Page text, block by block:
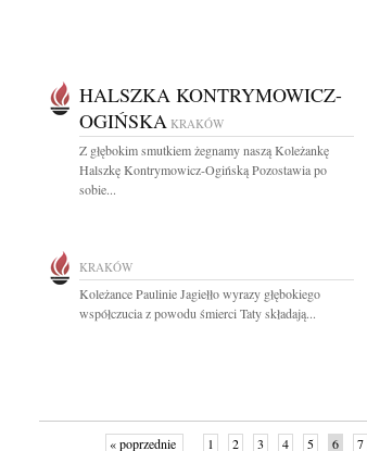
HALSZKA KONTRYMOWICZ-
OGIŃSKA KRAKÓW
Z głębokim smutkiem żegnamy naszą Koleżankę
Halszkę Kontrymowicz-Ogińską Pozostawia po
sobie...
KRAKÓW
Koleżance Paulinie Jagiełło wyrazy głębokiego
współczucia z powodu śmierci Taty składają...
« poprzednie 1 2 3 4 5 6 7